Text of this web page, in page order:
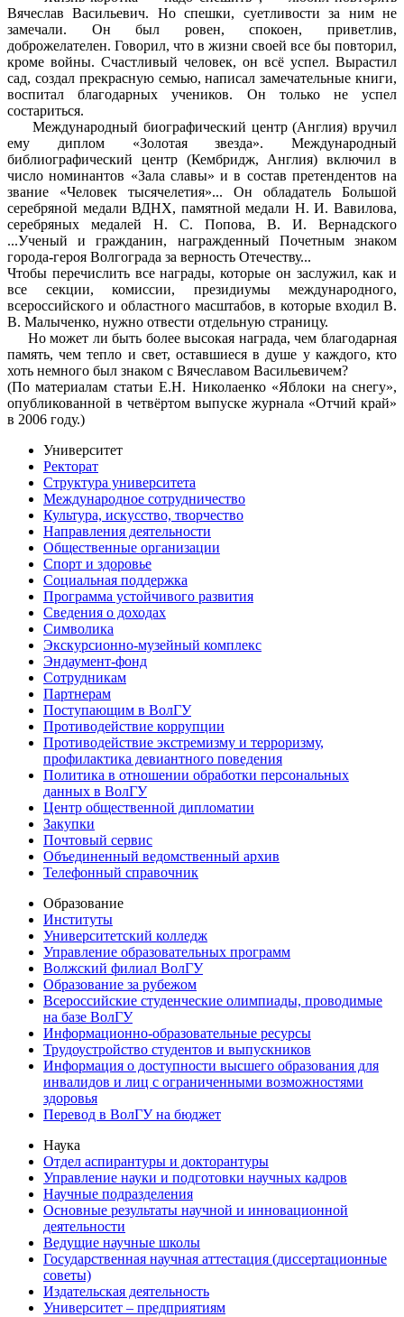
Вячеслав Васильевич. Но спешки, суетливости за ним не
замечали. Он был ровен, спокоен, приветлив,
доброжелателен. Говорил, что в жизни своей все бы повторил,
кроме войны. Счастливый человек, он всё успел. Вырастил
сад, создал прекрасную семью, написал замечательные книги,
воспитал благодарных учеников. Он только не успел
состариться.
Международный биографический центр (Англия) вручил
ему диплом «Золотая звезда». Международный
библиографический центр (Кембридж, Англия) включил в
число номинантов «Зала славы» и в состав претендентов на
звание «Человек тысячелетия»... Он обладатель Большой
серебряной медали ВДНХ, памятной медали Н. И. Вавилова,
серебряных медалей Н. С. Попова, В. И. Вернадского
...Ученый и гражданин, награжденный Почетным знаком
города-героя Волгограда за верность Отечеству...
Чтобы перечислить все награды, которые он заслужил, как и
все секции, комиссии, президиумы международного,
всероссийского и областного масштабов, в которые входил В.
В. Малыченко, нужно отвести отдельную страницу.
Но может ли быть более высокая награда, чем благодарная
память, чем тепло и свет, оставшиеся в душе у каждого, кто
хоть немного был знаком с Вячеславом Васильевичем?
(По материалам статьи Е.Н. Николаенко «Яблоки на снегу»,
опубликованной в четвёртом выпуске журнала «Отчий край»
в 2006 году.)
Университет
Ректорат
Структура университета
Международное сотрудничество
Культура, искусство, творчество
Направления деятельности
Общественные организации
Спорт и здоровье
Социальная поддержка
Программа устойчивого развития
Сведения о доходах
Символика
Экскурсионно-музейный комплекс
Эндаумент-фонд
Сотрудникам
Партнерам
Поступающим в ВолГУ
Противодействие коррупции
Противодействие экстремизму и терроризму,
профилактика девиантного поведения
Политика в отношении обработки персональных
данных в ВолГУ
Центр общественной дипломатии
Закупки
Почтовый сервис
Объединенный ведомственный архив
Телефонный справочник
Образование
Институты
Университетский колледж
Управление образовательных программ
Волжский филиал ВолГУ
Образование за рубежом
Всероссийские студенческие олимпиады, проводимые
на базе ВолГУ
Информационно-образовательные ресурсы
Трудоустройство студентов и выпускников
Информация о доступности высшего образования для
инвалидов и лиц с ограниченными возможностями
здоровья
Перевод в ВолГУ на бюджет
Наука
Отдел аспирантуры и докторантуры
Управление науки и подготовки научных кадров
Научные подразделения
Основные результаты научной и инновационной
деятельности
Ведущие научные школы
Государственная научная аттестация (диссертационные
советы)
Издательская деятельность
Университет – предприятиям